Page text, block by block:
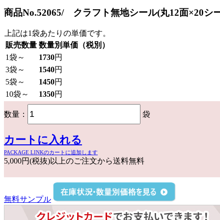
商品No.52065/ クラフト無地シール(丸12面×20シ
上記は1袋あたりの単価です。
販売数量 数量別単価（税別）
1袋～ 1730円
3袋～ 1540円
5袋～ 1450円
10袋～ 1350円
数量： 袋
カートに入れる
PACKAGE LINKのカートに追加します
5,000円(税抜)以上のご注文から送料無料
無料サンプル